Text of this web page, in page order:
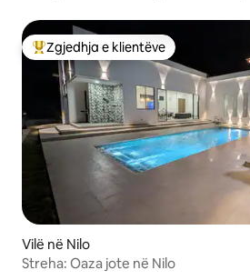
Më të mirat e zgjedhjeve të klientëve
Zgjedhja e klientëve
Vilë në Nilo
Streha: Oaza jote në Nilo